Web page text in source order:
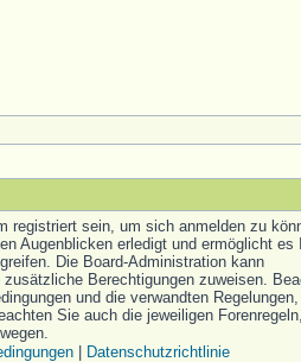
registriert sein, um sich anmelden zu
Augenblicken erledigt und ermöglicht es
Die Board-Administration kann
Berechtigungen zuweisen.
und die verwandten
Sie auch die jeweiligen
| Datenschutzrichtlinie